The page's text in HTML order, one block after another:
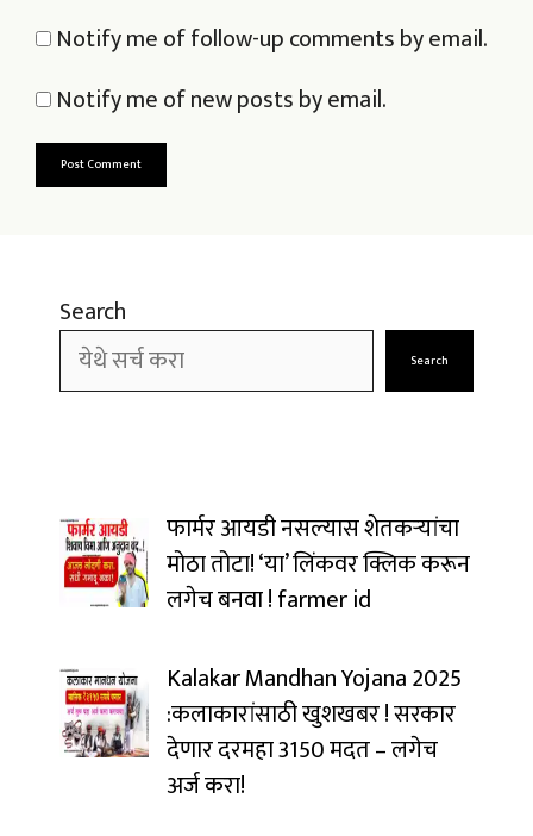
Notify me of follow-up comments by email.
Notify me of new posts by email.
Search
Search
फार्मर आयडी नसल्यास शेतकऱ्यांचा
मोठा तोटा! ‘या’ लिंकवर क्लिक करून
लगेच बनवा ! farmer id
Kalakar Mandhan Yojana 2025
:कलाकारांसाठी खुशखबर ! सरकार
देणार दरमहा ₹3150 मदत – लगेच
अर्ज करा!